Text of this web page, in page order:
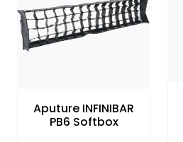
Aputure INFINIBAR
PB6 Softbox